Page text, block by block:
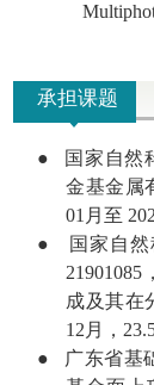
承担课题
● 国家自然
金基金属
01月至
●
国家自
21901085
成及其在
12月，
●
广东省基